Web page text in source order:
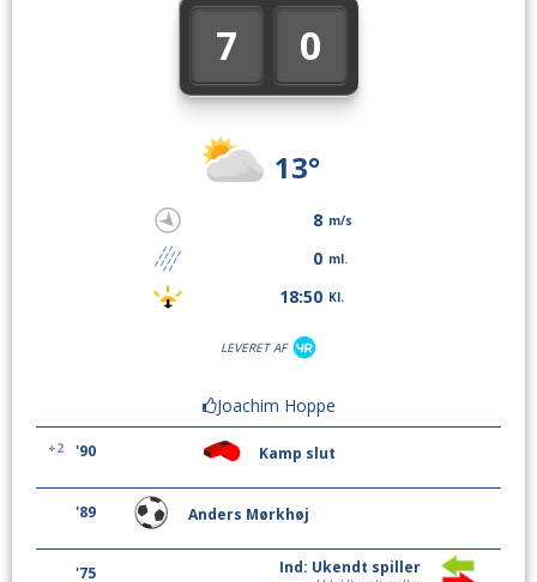
7 0
13°
8 m/s
0 ml.
18:50 Kl.
LEVERET AF
Joachim Hoppe
'90
+2 Kamp slut
'89 Anders Mørkhøj
'75 Ind: Ukendt spiller